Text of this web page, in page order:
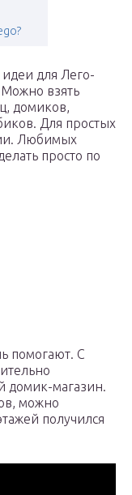
для Лего-
взять
домиков,
Для простых
Любимых
просто по
помогают. С
домик-магазин.
можно
получился